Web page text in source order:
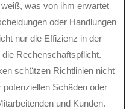
was von ihm erwartet
oder Handlungen
nur die Effizienz in der
Rechenschaftspflicht.
schützen Richtlinien nicht
Schäden oder
und Kunden.